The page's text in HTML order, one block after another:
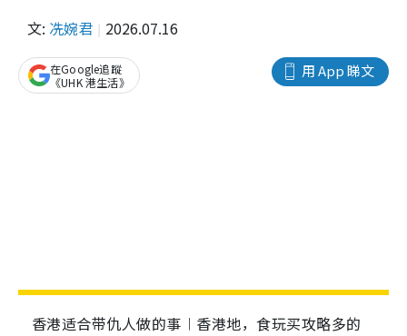
文: 冼婉君 2026.07.16
用 App 睇文
在Google追蹤
《UHK 港生活》
香港适合带仇人做的事︱香港地，食玩买攻略多的